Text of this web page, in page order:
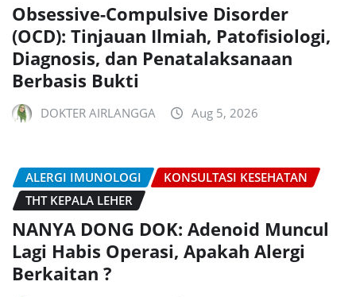
Obsessive-Compulsive Disorder
(OCD): Tinjauan Ilmiah, Patofisiologi,
Diagnosis, dan Penatalaksanaan
Berbasis Bukti
DOKTER AIRLANGGA Aug 5, 2026
ALERGI IMUNOLOGI
KONSULTASI KESEHATAN
THT KEPALA LEHER
NANYA DONG DOK: Adenoid Muncul
Lagi Habis Operasi, Apakah Alergi
Berkaitan ?